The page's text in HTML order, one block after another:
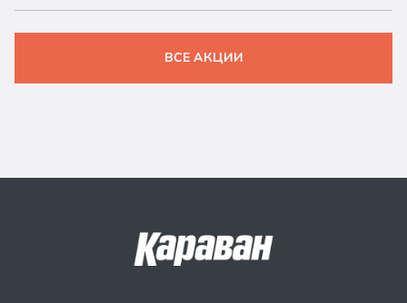
ВСЕ АКЦИИ